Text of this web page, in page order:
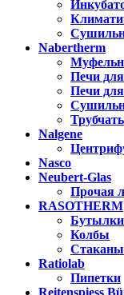
Nabertherm
Печи для
Печи
Nalgene
Nasco
Neubert-Glas
Прочая
RASOTHERM
Бутылки
Колбы
Стаканы
Ratiolab
Пипетки
Reitenspiess